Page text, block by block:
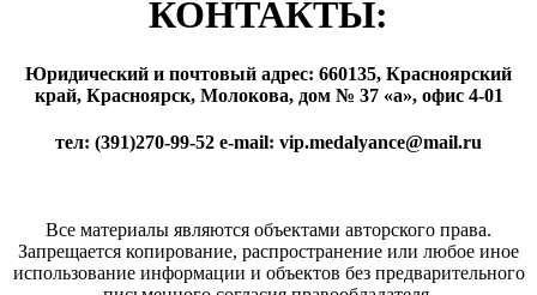
КОНТАКТЫ:
Юридический и почтовый адрес: 660135, Красноярский
край, Красноярск, Молокова, дом № 37 «а», офис 4-01
тел: (391)270-99-52 e-mail: vip.medalyance@mail.ru
Все материалы являются объектами авторского права.
Запрещается копирование, распространение или любое иное
использование информации и объектов без предварительного